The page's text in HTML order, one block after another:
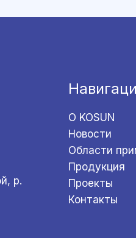
р.
О KOSUN
Новости
Области
Продукция
Проекты
Контакты